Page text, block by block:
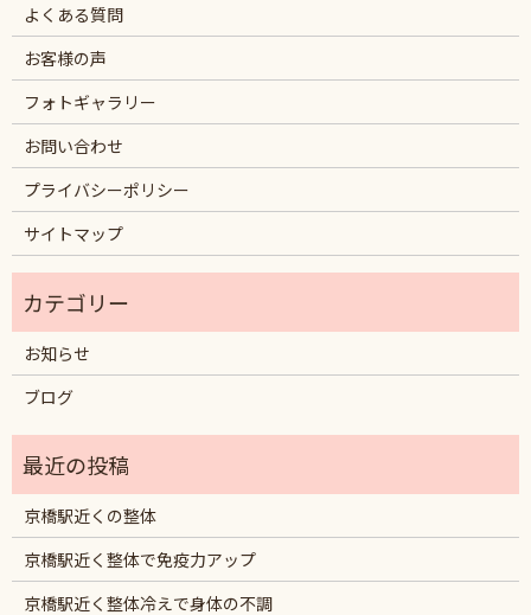
よくある質問
お客様の声
フォトギャラリー
お問い合わせ
プライバシーポリシー
サイトマップ
お知らせ
ブログ
京橋駅近くの整体
京橋駅近く整体で免疫力アップ
京橋駅近く整体冷えで身体の不調